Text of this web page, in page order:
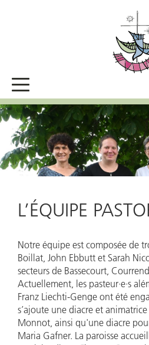
L’ÉQUIPE
Notre équipe est composée de
Boillat, John Ebbutt et Sarah
secteurs de Bassecourt,
Actuellement, les pasteur·e·s
Franz Liechti-Genge ont été
s’ajoute une diacre et
Monnot, ainsi qu'une diacre
Maria Gafner. La paroisse